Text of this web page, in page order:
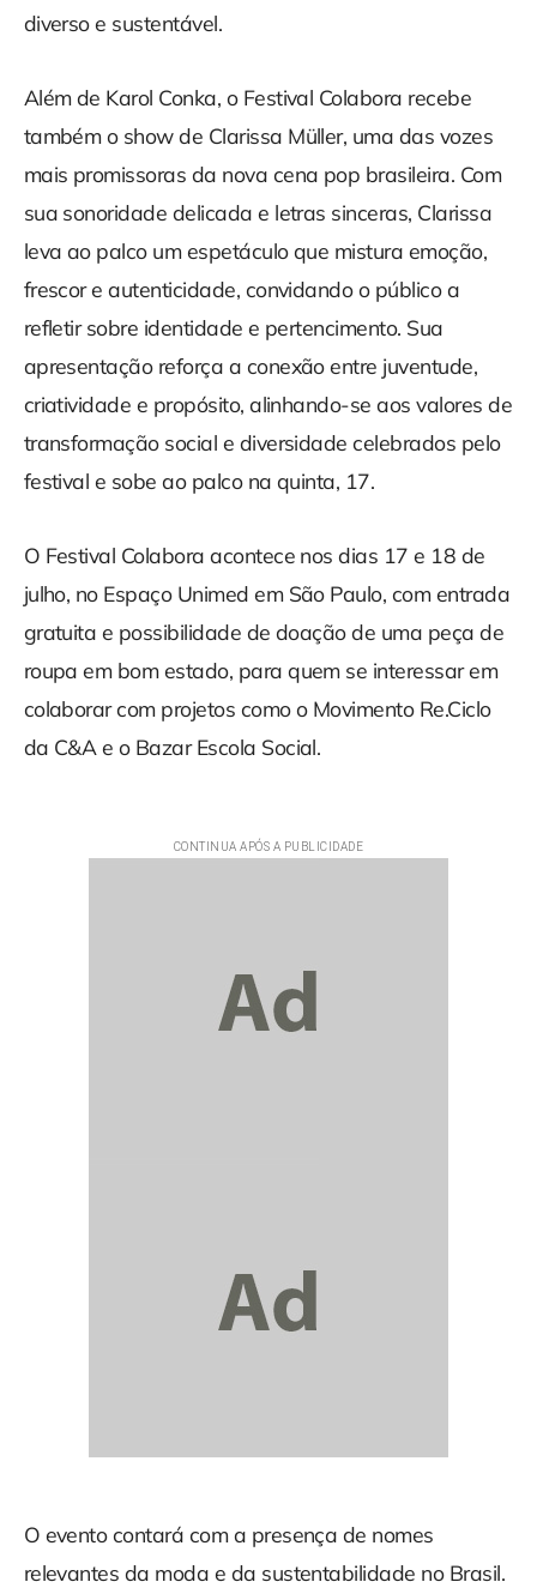
diverso e sustentável.
Além de Karol Conka, o Festival Colabora recebe
também o show de Clarissa Müller, uma das vozes
mais promissoras da nova cena pop brasileira. Com
sua sonoridade delicada e letras sinceras, Clarissa
leva ao palco um espetáculo que mistura emoção,
frescor e autenticidade, convidando o público a
refletir sobre identidade e pertencimento. Sua
apresentação reforça a conexão entre juventude,
criatividade e propósito, alinhando-se aos valores de
transformação social e diversidade celebrados pelo
festival e sobe ao palco na quinta, 17.
O Festival Colabora acontece nos dias 17 e 18 de
julho, no Espaço Unimed em São Paulo, com entrada
gratuita e possibilidade de doação de uma peça de
roupa em bom estado, para quem se interessar em
colaborar com projetos como o Movimento Re.Ciclo
da C&A e o Bazar Escola Social.
O evento contará com a presença de nomes
relevantes da moda e da sustentabilidade no Brasil.